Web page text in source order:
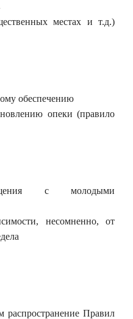
местах и т.д.)
обеспечению
опеки (правило
с молодыми
несомненно, от
распространение Правил